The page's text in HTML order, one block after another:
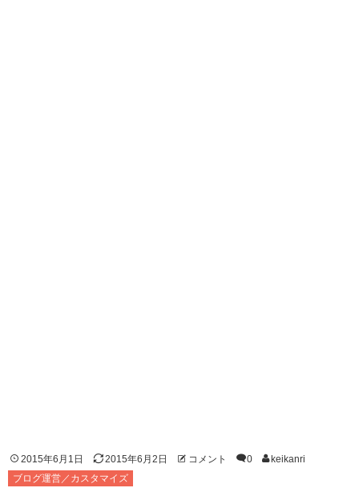
2015年6月1日 2015年6月2日 コメント 0
keikanri
ブログ運営／カスタマイズ